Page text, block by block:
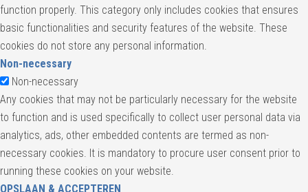
function properly. This category only includes cookies that ensures
basic functionalities and security features of the website. These
cookies do not store any personal information.
Non-necessary
Non-necessary
Any cookies that may not be particularly necessary for the website
to function and is used specifically to collect user personal data via
analytics, ads, other embedded contents are termed as non-
necessary cookies. It is mandatory to procure user consent prior to
running these cookies on your website.
OPSLAAN & ACCEPTEREN